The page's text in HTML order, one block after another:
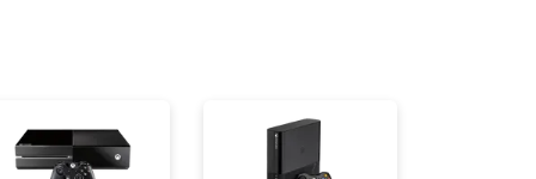
550 ₽ Заказать